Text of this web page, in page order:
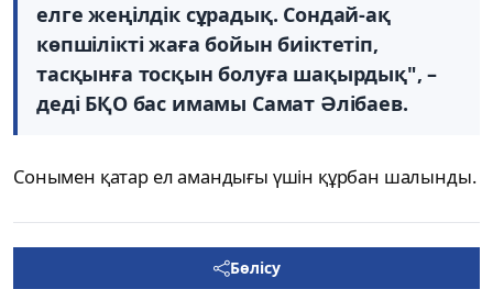
елге жеңілдік сұрадық. Сондай-ақ
көпшілікті жаға бойын биіктетіп,
тасқынға тосқын болуға шақырдық", –
деді БҚО бас имамы Самат Әлібаев.
Сонымен қатар ел амандығы үшін құрбан шалынды.
Бөлісу